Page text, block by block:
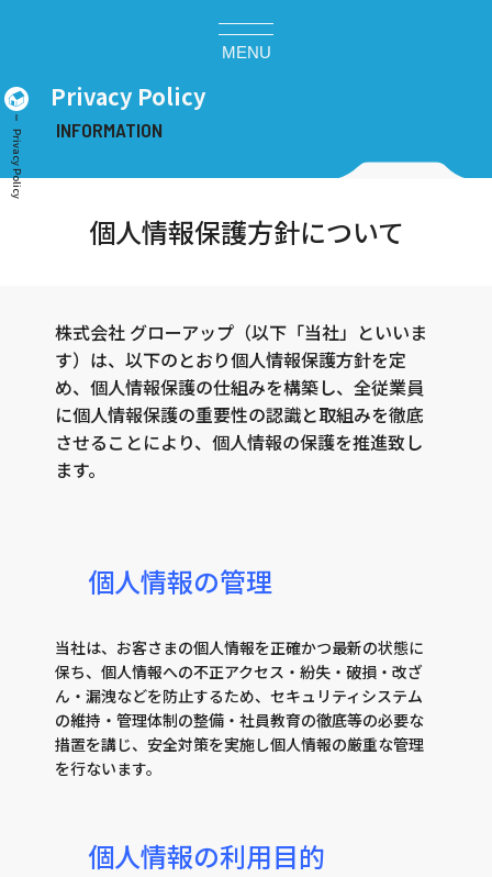
MENU
Privacy Policy
Privacy Policy
個人情報保護方針について
株式会社 グローアップ（以下「当社」といいま
す）は、以下のとおり個人情報保護方針を定
め、個人情報保護の仕組みを構築し、全従業員
に個人情報保護の重要性の認識と取組みを徹底
させることにより、個人情報の保護を推進致し
ます。
個人情報の管理
当社は、お客さまの個人情報を正確かつ最新の状態に
保ち、個人情報への不正アクセス・紛失・破損・改ざ
ん・漏洩などを防止するため、セキュリティシステム
の維持・管理体制の整備・社員教育の徹底等の必要な
措置を講じ、安全対策を実施し個人情報の厳重な管理
を行ないます。
個人情報の利用目的